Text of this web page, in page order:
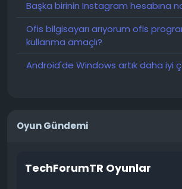
Başka birinin Instagram hesabına
Ofis bilgisayarı arıyorum ofis
kullanma amaçlı?
Android'de Windows artık daha iyi
Oyun Gündemi
TechForumTR Oyunlar